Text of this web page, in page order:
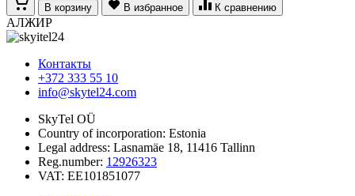
В корзину В избранное К сравнению
АЛЖИР
Контакты
+372 333 55 10
info@skytel24.com
SkyTel OÜ
Country of incorporation: Estonia
Legal address: Lasnamäe 18, 11416 Tallinn
Reg.number: 12926323
VAT: EE101851077